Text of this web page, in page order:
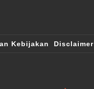
Kebijakan Disclaimer